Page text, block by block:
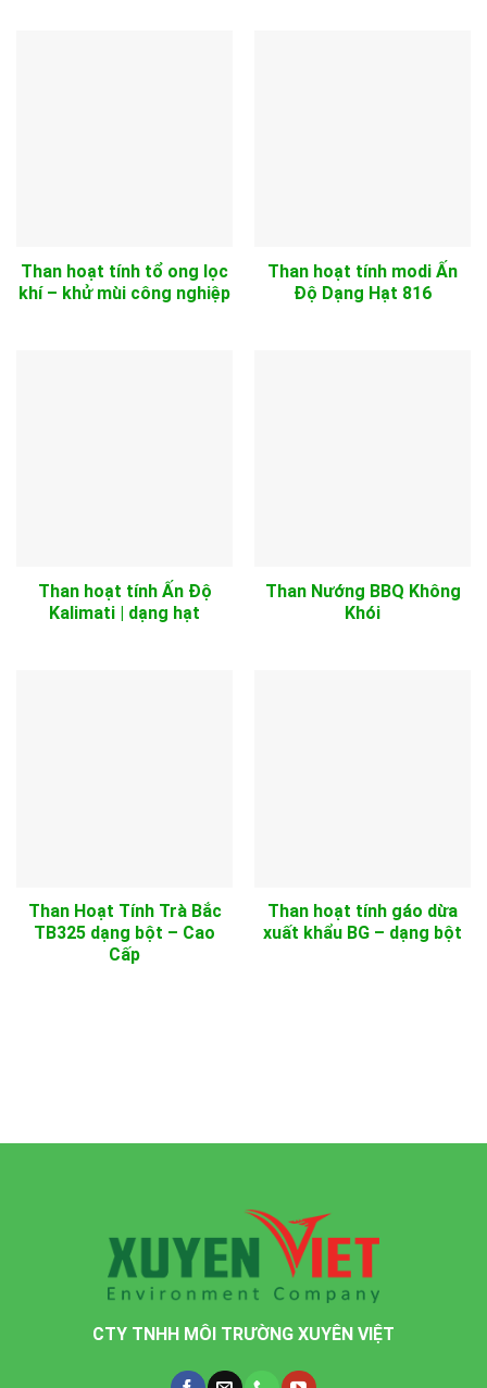
Than hoạt tính tổ ong lọc
khí – khử mùi công nghiệp
Than hoạt tính modi Ấn
Độ Dạng Hạt 816
Than hoạt tính Ấn Độ
Kalimati | dạng hạt
Than Nướng BBQ Không
Khói
Than Hoạt Tính Trà Bắc
TB325 dạng bột – Cao
Cấp
Than hoạt tính gáo dừa
xuất khẩu BG – dạng bột
CTY TNHH MÔI TRƯỜNG XUYÊN VIỆT